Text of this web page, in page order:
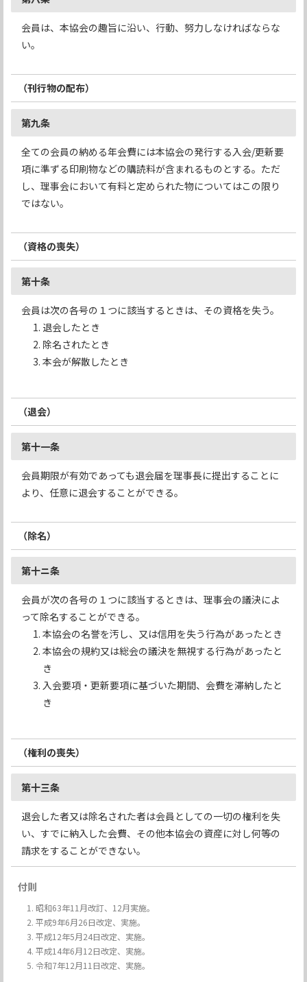
会員は、本協会の趣旨に沿い、行動、努力しなければならな
い。
（刊行物の配布）
第九条
全ての会員の納める年会費には本協会の発行する入会/更新要
項に準ずる印刷物などの購読料が含まれるものとする。ただ
し、理事会において有料と定められた物についてはこの限り
ではない。
（資格の喪失）
第十条
会員は次の各号の１つに該当するときは、その資格を失う。
退会したとき
除名されたとき
本会が解散したとき
（退会）
第十一条
会員期限が有効であっても退会届を理事長に提出することに
より、任意に退会することができる。
（除名）
第十ニ条
会員が次の各号の１つに該当するときは、理事会の議決によ
って除名することができる。
本協会の名誉を汚し、又は信用を失う行為があったとき
本協会の規約又は総会の議決を無視する行為があったと
き
入会要項・更新要項に基づいた期間、会費を滞納したと
き
（権利の喪失）
第十三条
退会した者又は除名された者は会員としての一切の権利を失
い、すでに納入した会費、その他本協会の資産に対し何等の
請求をすることができない。
付則
昭和63年11月改訂、12月実施。
平成9年6月26日改定、実施。
平成12年5月24日改定、実施。
平成14年6月12日改定、実施。
令和7年12月11日改定、実施。